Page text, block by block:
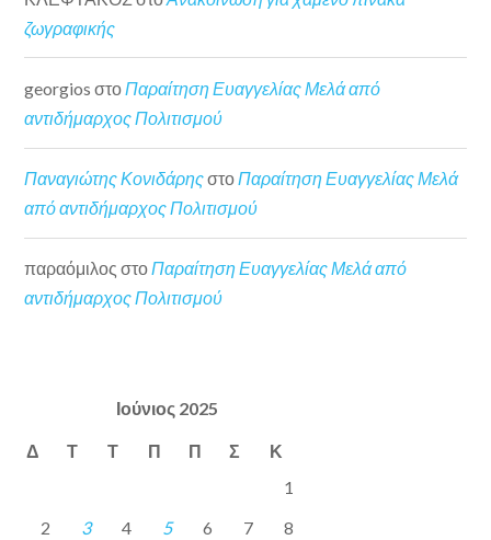
ζωγραφικής
georgios στοΠαραίτηση Ευαγγελίας Μελά από
αντιδήμαρχος Πολιτισμού
Παναγιώτης ΚονιδάρηςστοΠαραίτηση Ευαγγελίας Μελά
από αντιδήμαρχος Πολιτισμού
παραόμιλος στοΠαραίτηση Ευαγγελίας Μελά από
αντιδήμαρχος Πολιτισμού
Ιούνιος 2025
Δ Τ Τ Π Π Σ Κ
1
2
3 4 5 6 7
8